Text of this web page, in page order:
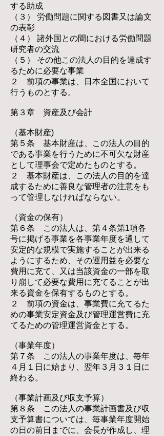
する助成
（３） 労働問題に関する図書又は論文
の表彰
（４） 諸外国との間における労働問題
研究者の交流
（５） その他この法人の目的を達成す
るために必要な事業
２ 前項の事業は、日本全国において
行うものとする。
第３章 資産及び会計
（基本財産)
第５条 基本財産は、この法人の目的
である事業を行うために不可欠な財産
として理事会で定めたものとする。
２ 基本財産は、この法人の目的を達
成するために善良な管理者の注意をも
って管理しなければならない。
（資金の保有）
第６条 この法人は、第４条第1項各
号に掲げる事業を各事業年度を通して
安定的な規模で実施することが出来る
ようにするため、その運用益を必要な
費用に充て、又は当該資金の一部を取
り崩して必要な費用に充てることが出
来る資金を保有するものとする。
２ 前項の資金は、事業費に充てるた
めの事業安定資金及び管理運営費に充
てるための管理運営資金とする。
（事業年度）
第７条 この法人の事業年度は、毎年
４月１日に始まり、翌年３月３１日に
終わる。
（事業計画及び収支予算）
第８条 この法人の事業計画書及び収
支予算書については、毎事業年度開始
の日の前日までに、会長が作成し、理